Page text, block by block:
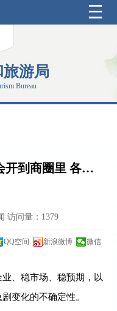
游局
Bureau
凝心聚力 实干笃行丨招聘会开到商圈里 各地多措并举稳岗扩岗
访问量： 1379
QQ空间 新浪微博 微信
、稳市场、稳预期，以
变化的不确定性。